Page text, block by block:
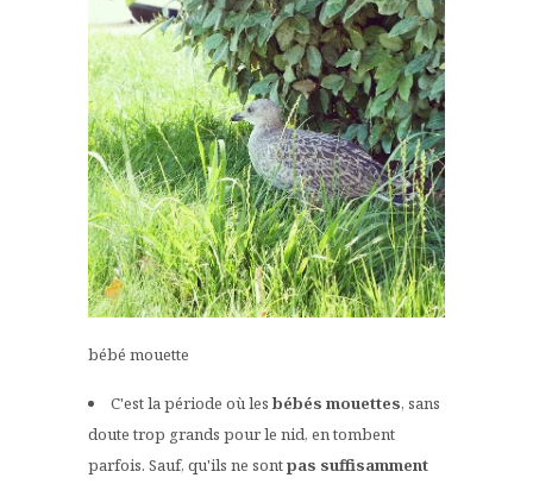
bébé mouette
C'est la période où les bébés mouettes, sans
doute trop grands pour le nid, en tombent
parfois. Sauf, qu'ils ne sontpas suffisamment